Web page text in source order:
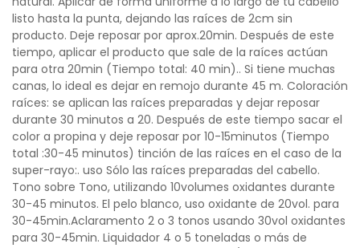
listo hasta la punta, dejando las raíces de 2cm sin
producto. Deje reposar por aprox.20min. Después de este
tiempo, aplicar el producto que sale de la raíces actúan
para otra 20min (Tiempo total: 40 min).. Si tiene muchas
canas, lo ideal es dejar en remojo durante 45 m. Coloración
raíces: se aplican las raíces preparadas y dejar reposar
durante 30 minutos a 20. Después de este tiempo sacar el
color a propina y deje reposar por 10-15minutos (Tiempo
total :30-45 minutos) tinción de las raíces en el caso de la
super-rayo:. uso Sólo las raíces preparadas del cabello.
Tono sobre Tono, utilizando 10volumes oxidantes durante
30-45 minutos. El pelo blanco, uso oxidante de 20vol. para
30-45min.Aclaramento 2 o 3 tonos usando 30vol oxidantes
para 30-45min. Liquidador 4 o 5 toneladas o más de